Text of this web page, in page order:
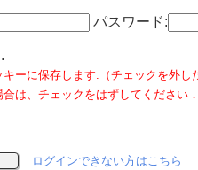
パスワード:
ーに保存します.（チェックを外し
は、チェックをはずしてください．
ログインできない方はこちら